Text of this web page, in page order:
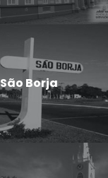
São Borja